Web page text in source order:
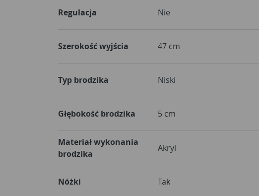
Regulacja Nie
Szerokość wyjścia 47 cm
Typ brodzika Niski
Głębokość brodzika 5 cm
Materiał wykonania
brodzika
Akryl
Nóżki Tak